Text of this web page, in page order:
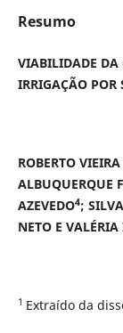
Resumo
VIABILIDADE DA
IRRIGAÇÃO POR
ROBERTO
ALBUQUERQUE
AZEVEDO4;
NETO E
1 Extraído da